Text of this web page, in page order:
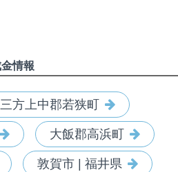
情報
三方上中郡若狭町
大飯郡高浜町
敦賀市 | 福井県